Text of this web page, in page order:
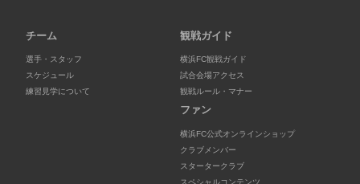
チーム
選手・スタッフ
スケジュール
練習見学について
観戦ガイド
横浜FC観戦ガイド
試合会場アクセス
観戦ルール・マナー
ファン
横浜FC公式オンラインショップ
クラブメンバー
スタータークラブ
スペシャルコンテンツ